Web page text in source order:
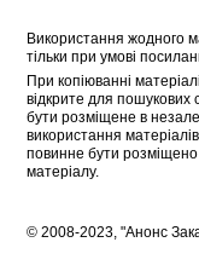
Використання жодного
тільки при умові
При копіюванні
відкрите для
бути розміщене в
використання
повинне бути розміщено
матеріалу.
© 2008-2023, "Анонс